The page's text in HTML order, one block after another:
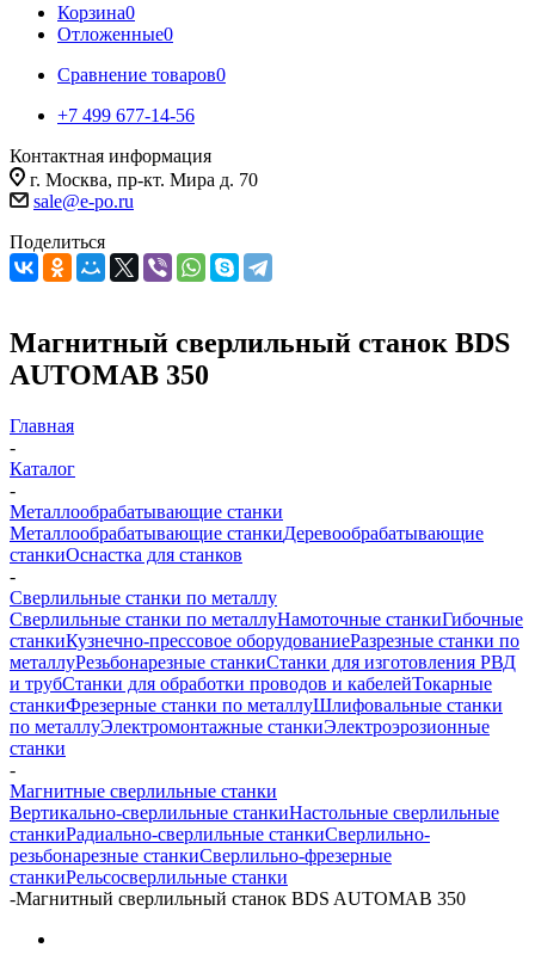
Корзина0
Отложенные0
Сравнение товаров0
+7 499 677-14-56
Контактная информация
г. Москва, пр-кт. Мира д. 70
sale@e-po.ru
Поделиться
Магнитный сверлильный станок BDS
AUTOMAB 350
Главная
-
Каталог
-
Металлообрабатывающие станки
Металлообрабатывающие станкиДеревообрабатывающие
станкиОснастка для станков
-
Сверлильные станки по металлу
Сверлильные станки по металлуНамоточные станкиГибочные
станкиКузнечно-прессовое оборудованиеРазрезные станки по
металлуРезьбонарезные станкиСтанки для изготовления РВД
и трубСтанки для обработки проводов и кабелейТокарные
станкиФрезерные станки по металлуШлифовальные станки
по металлуЭлектромонтажные станкиЭлектроэрозионные
станки
-
Магнитные сверлильные станки
Вертикально-сверлильные станкиНастольные сверлильные
станкиРадиально-сверлильные станкиСверлильно-
резьбонарезные станкиСверлильно-фрезерные
станкиРельсосверлильные станки
-Магнитный сверлильный станок BDS AUTOMAB 350